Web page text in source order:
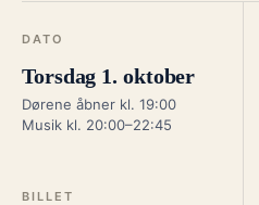
DATO
Torsdag 1. oktober
Dørene åbner kl. 19:00
Musik kl. 20:00–22:45
BILLET